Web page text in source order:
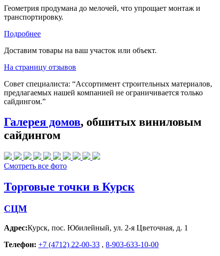
Геометрия продумана до мелочей, что упрощает монтаж и
транспортировку.
Подробнее
Доставим товары на ваш участок или объект.
На страницу отзывов
Совет специалиста: “Ассортимент строительных материалов,
предлагаемых нашей компанией не ограничивается только
сайдингом.”
Галерея домов, обшитых виниловым
сайдингом
Смотреть все фото
Торговые точки в Курск
СЦМ
Адрес:Курск, пос. Юбилейный, ул. 2-я Цветочная, д. 1
Телефон: +7 (4712) 22-00-33 , 8-903-633-10-00